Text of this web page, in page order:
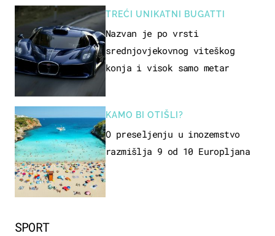
SPORT
TREĆI UNIKATNI BUGATTI
Nazvan je po vrsti
srednjovjekovnog viteškog
konja i visok samo metar
KAMO BI OTIŠLI?
O preseljenju u inozemstvo
razmišlja 9 od 10 Europljana